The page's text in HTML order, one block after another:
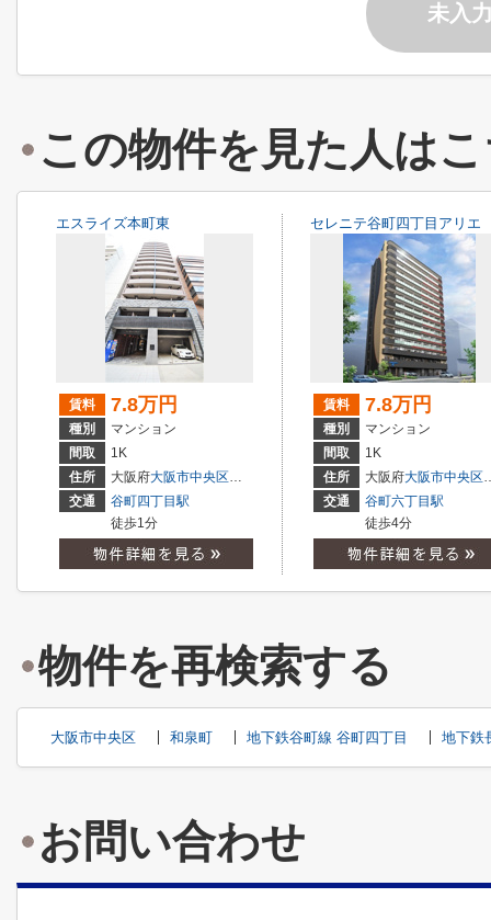
未入
この物件を見た人は
エスライズ本町東
賃料 7.8万円
種別
マンション
間取
1K
住所
大阪府大阪市中央区常盤町
１丁目
交通
谷町四丁目駅
徒歩1分
セレニテ谷町四丁目アリエ
賃料 7.8万円
種別
マンション
間取
1K
住所
大阪府大阪市中央区
交通
谷町六丁目駅
徒歩4分
物件を再検索する
大阪市中央区 和泉町 地下鉄谷町線 谷町四丁目 地下鉄
お問い合わせ